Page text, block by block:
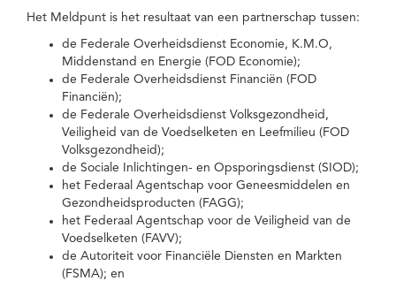
Het Meldpunt is het resultaat van een partnerschap tussen:
de Federale Overheidsdienst Economie, K.M.O,
Middenstand en Energie (FOD Economie);
de Federale Overheidsdienst Financiën (FOD
Financiën);
de Federale Overheidsdienst Volksgezondheid,
Veiligheid van de Voedselketen en Leefmilieu (FOD
Volksgezondheid);
de Sociale Inlichtingen- en Opsporingsdienst (SIOD);
het Federaal Agentschap voor Geneesmiddelen en
Gezondheidsproducten (FAGG);
het Federaal Agentschap voor de Veiligheid van de
Voedselketen (FAVV);
de Autoriteit voor Financiële Diensten en Markten
(FSMA); en